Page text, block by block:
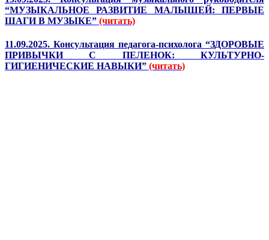
“МУЗЫКАЛЬНОЕ РАЗВИТИЕ МАЛЫШЕЙ: ПЕРВЫЕ
ШАГИ В МУЗЫКЕ” (читать)
11.09.2025. Консультация педагога-психолога “ЗДОРОВЫЕ
ПРИВЫЧКИ С ПЕЛЕНОК: КУЛЬТУРНО-
ГИГИЕНИЧЕСКИЕ НАВЫКИ” (читать)